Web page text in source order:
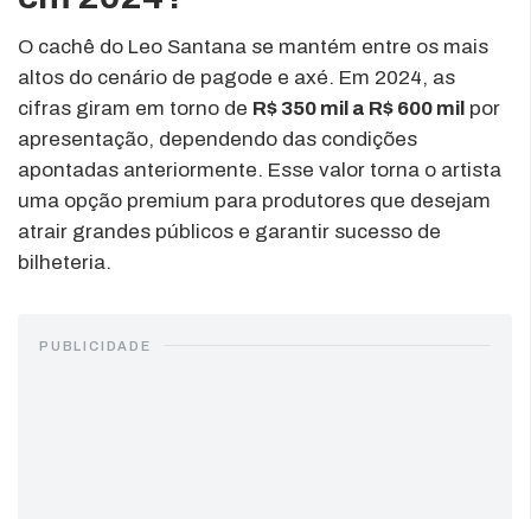
O cachê do Leo Santana se mantém entre os mais
altos do cenário de pagode e axé. Em 2024, as
cifras giram em torno de R$ 350 mil a R$ 600 mil por
apresentação, dependendo das condições
apontadas anteriormente. Esse valor torna o artista
uma opção premium para produtores que desejam
atrair grandes públicos e garantir sucesso de
bilheteria.
PUBLICIDADE